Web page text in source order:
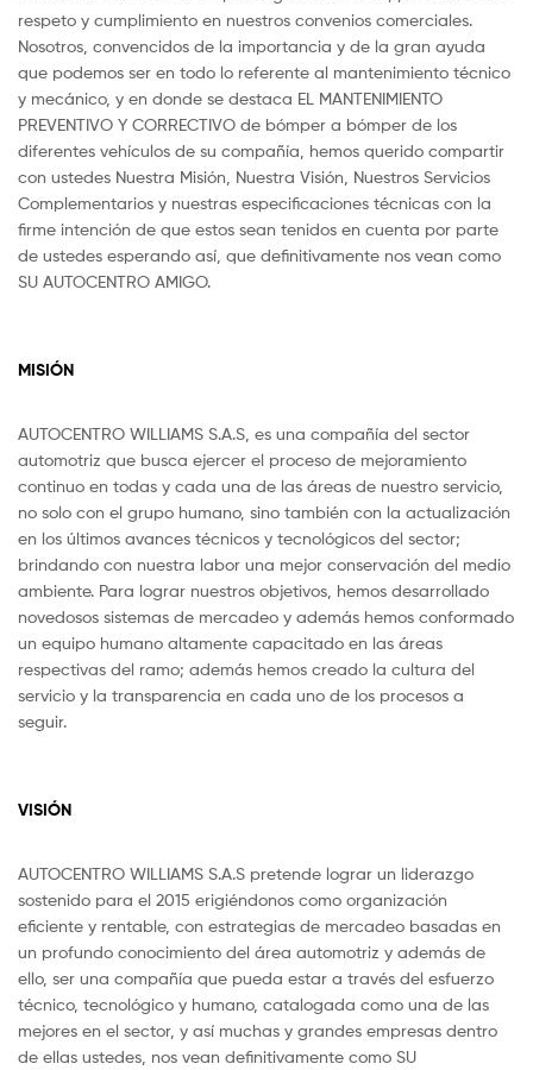
respeto y cumplimiento en nuestros convenios comerciales.
Nosotros, convencidos de la importancia y de la gran ayuda
que podemos ser en todo lo referente al mantenimiento técnico
y mecánico, y en donde se destaca EL MANTENIMIENTO
PREVENTIVO Y CORRECTIVO de bómper a bómper de los
diferentes vehículos de su compañía, hemos querido compartir
con ustedes Nuestra Misión, Nuestra Visión, Nuestros Servicios
Complementarios y nuestras especificaciones técnicas con la
firme intención de que estos sean tenidos en cuenta por parte
de ustedes esperando así, que definitivamente nos vean como
SU AUTOCENTRO AMIGO.
MISIÓN
AUTOCENTRO WILLIAMS S.A.S, es una compañía del sector
automotriz que busca ejercer el proceso de mejoramiento
continuo en todas y cada una de las áreas de nuestro servicio,
no solo con el grupo humano, sino también con la actualización
en los últimos avances técnicos y tecnológicos del sector;
brindando con nuestra labor una mejor conservación del medio
ambiente. Para lograr nuestros objetivos, hemos desarrollado
novedosos sistemas de mercadeo y además hemos conformado
un equipo humano altamente capacitado en las áreas
respectivas del ramo; además hemos creado la cultura del
servicio y la transparencia en cada uno de los procesos a
seguir.
VISIÓN
AUTOCENTRO WILLIAMS S.A.S pretende lograr un liderazgo
sostenido para el 2015 erigiéndonos como organización
eficiente y rentable, con estrategias de mercadeo basadas en
un profundo conocimiento del área automotriz y además de
ello, ser una compañía que pueda estar a través del esfuerzo
técnico, tecnológico y humano, catalogada como una de las
mejores en el sector, y así muchas y grandes empresas dentro
de ellas ustedes, nos vean definitivamente como SU